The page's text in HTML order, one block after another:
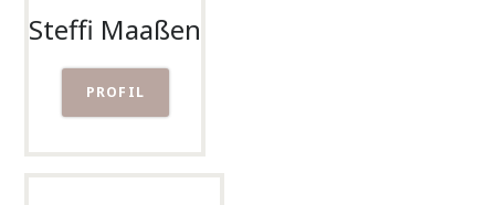
Steffi Maaßen
PROFIL